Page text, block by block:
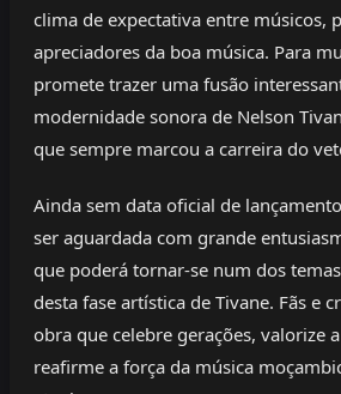
clima de expectativa entre músicos,
apreciadores da boa música. Para
promete trazer uma fusão
modernidade sonora de Nelson
que sempre marcou a carreira do
Ainda sem data oficial de
ser aguardada com grande
que poderá tornar-se num dos
desta fase artística de Tivane. Fãs e
obra que celebre gerações, valorize
reafirme a força da música